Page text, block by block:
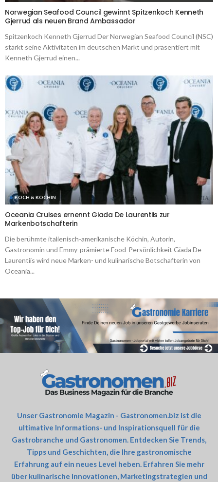
Norwegian Seafood Council gewinnt Spitzenkoch Kenneth
Gjerrud als neuen Brand Ambassador
Spitzenkoch Kenneth Gjerrud Der Norwegian Seafood Council (NSC)
stärkt seine Aktivitäten im deutschen Markt und präsentiert mit
Kenneth Gjerrud einen...
KOCH & KÖCHIN
Oceania Cruises ernennt Giada De Laurentiis zur
Markenbotschafterin
Die berühmte italienisch-amerikanische Köchin, Autorin,
Gastronomin und Emmy-prämierte Food-Persönlichkeit Giada De
Laurentiis wird neue Marken- und kulinarische Botschafterin von
Oceania...
Unser Gastronomie Magazin - Gastronomen.biz ist die
ultimative Informations- und Inspirationsquell für die
Gastrobranche und Gastronomen. Entdecken Sie Trends,
Tipps und Geschichten, die Ihre gastronomische
Erfahrung auf ein neues Level heben. Erfahren Sie mehr
über kulinarische Innovationen, Marketingstrategien und